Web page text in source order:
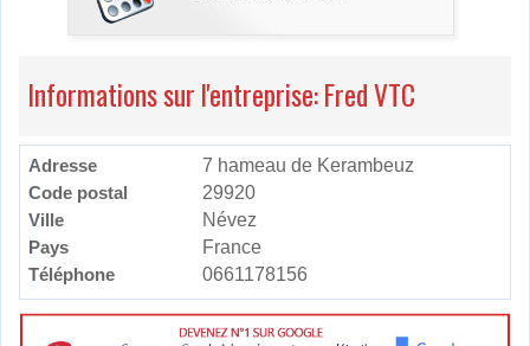
Informations sur l'entreprise: Fred VTC
Adresse
7 hameau de Kerambeuz
Code postal
29920
Ville
Névez
Pays
France
Téléphone
0661178156